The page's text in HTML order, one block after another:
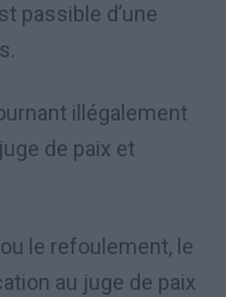
passible d’une
illégalement
de paix et
le refoulement, le
au juge de paix